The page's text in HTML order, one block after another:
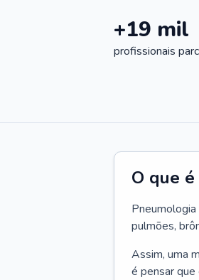
+19 mil
profissionais
O que
Pneumologia
pulmões,
Assim, uma
é pensar